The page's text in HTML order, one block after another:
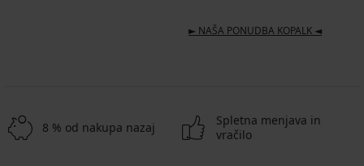
► NAŠA PONUDBA KOPALK ◄
8 % od nakupa nazaj
Spletna menjava in
vračilo